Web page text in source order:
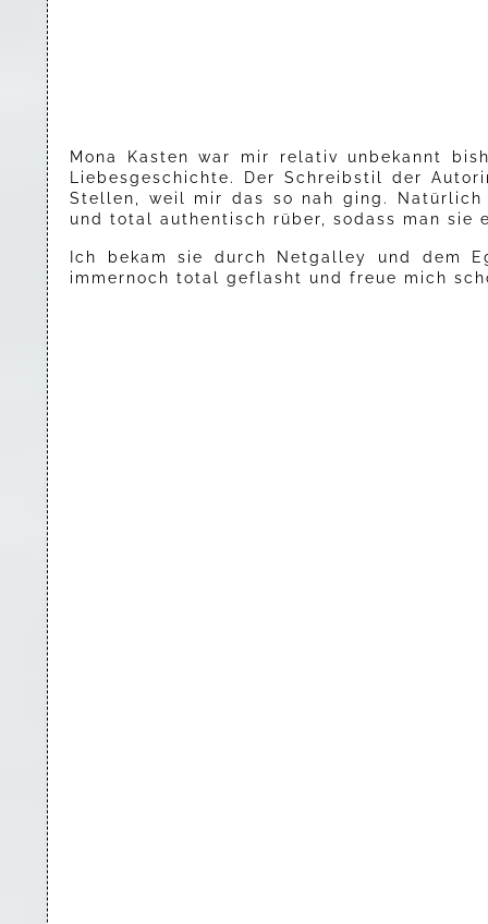
Mona Kasten war mir relativ unbekannt
Liebesgeschichte. Der Schreibstil der
Stellen, weil mir das so nah ging.
und total authentisch rüber, sodass man sie
Ich bekam sie durch Netgalley und dem
immernoch total geflasht und freue mich